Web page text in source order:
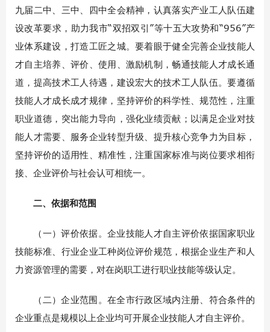
九届二中、三中、四中全会精神，认真落实产业工人队伍建
设改革要求，助力我市“双招双引”等十五大攻势和“956”产
业体系建设，打造工匠之城。要着眼于健全完善企业技能人
才自主培养、评价、使用、激励机制，畅通技能人才成长通
道，提高技术工人待遇，建设宏大的技术工人队伍。要遵循
技能人才成长成才规律，坚持评价的科学性、规范性，注重
职业道德，突出能力导向，强化业绩贡献；以满足企业对技
能人才需要、服务企业转型升级、提升核心竞争力为目标，
坚持评价的适用性、精准性，注重国家标准与岗位要求相衔
接、企业评价与社会认可相统一。
二、依据和范围
（一）评价依据。企业技能人才自主评价依据国家职业
技能标准、行业企业工种岗位评价规范，根据企业生产和人
力资源管理的需要，对在岗职工进行职业技能等级认定。
（二）企业范围。在全市行政区域内注册、符合条件的
企业重点是规模以上企业均可开展企业技能人才自主评价。